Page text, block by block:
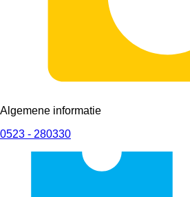
Algemene informatie
0523 - 280330